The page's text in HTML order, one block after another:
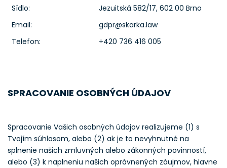
Sídlo:
Jezuitská 582/17, 602 00 Brno
Email:
gdpr@skarka.law
Telefon:
+420 736 416 005
SPRACOVANIE OSOBNÝCH ÚDAJOV
Spracovanie Vašich osobných údajov realizujeme (1) s
Tvojím súhlasom, alebo (2) ak je to nevyhnutné na
splnenie našich zmluvných alebo zákonných povinností,
alebo (3) k naplneniu našich oprávnených záujmov, hlavne